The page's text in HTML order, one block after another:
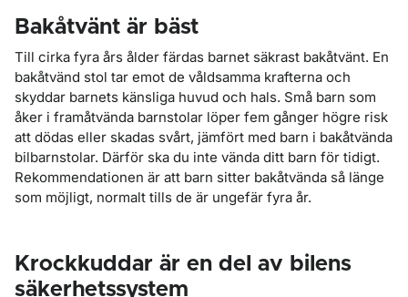
Bakåtvänt är bäst
Till cirka fyra års ålder färdas barnet säkrast bakåtvänt. En
bakåtvänd stol tar emot de våldsamma krafterna och
skyddar barnets känsliga huvud och hals. Små barn som
åker i framåtvända barnstolar löper fem gånger högre risk
att dödas eller skadas svårt, jämfört med barn i bakåtvända
bilbarnstolar. Därför ska du inte vända ditt barn för tidigt.
Rekommendationen är att barn sitter bakåtvända så länge
som möjligt, normalt tills de är ungefär fyra år.
Krockkuddar är en del av bilens
säkerhetssystem